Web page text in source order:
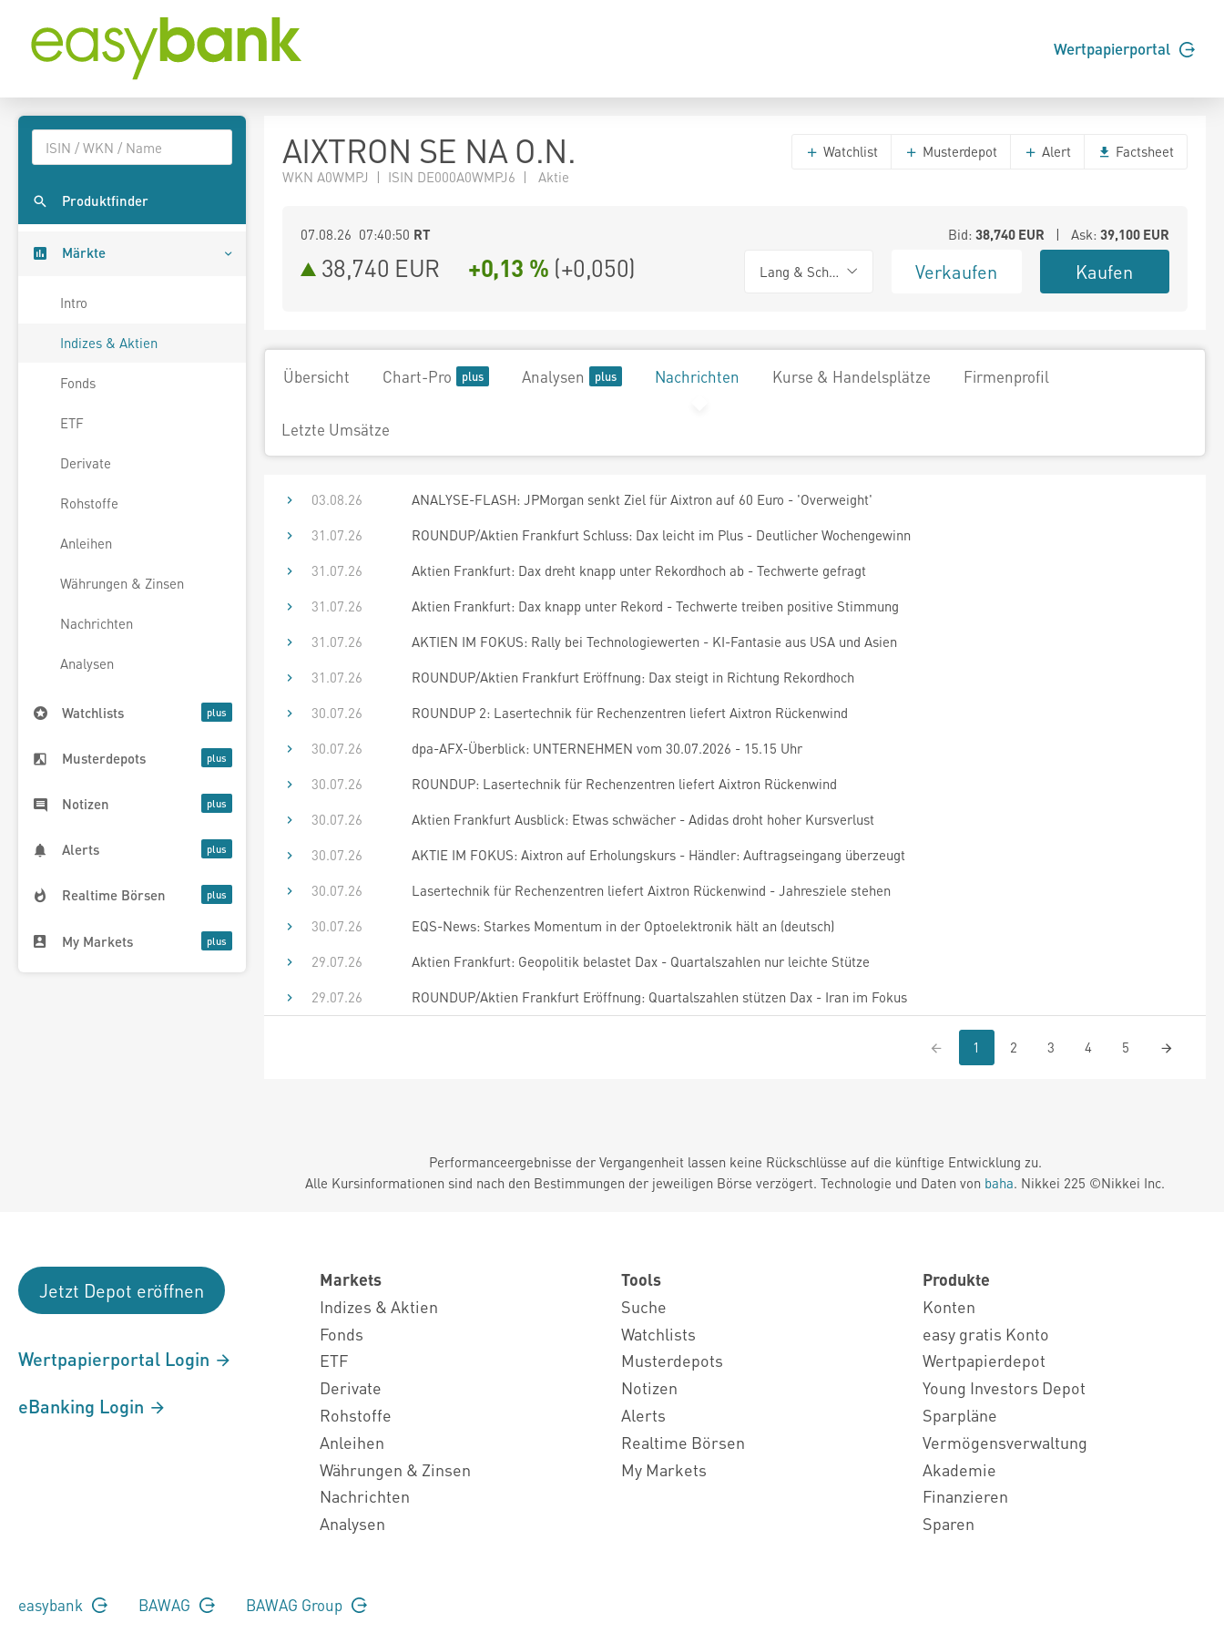
Wertpapierportal
Produktfinder
Märkte
Intro
Indizes & Aktien
Fonds
ETF
Derivate
Rohstoffe
Anleihen
Währungen & Zinsen
Nachrichten
Analysen
Watchlists
Musterdepots
Notizen
Alerts
Realtime Börsen
My Markets
AIXTRON SE NA O.N.
WKN A0WMPJ | ISIN DE000A0WMPJ6 | Aktie
Watchlist Musterdepot Alert Factsheet
07.08.26 07:40:50 RT Bid: 38,740EUR | Ask: 39,100EUR
38,740 EUR +0,13 % (+0,050) Lang & Schwarz Verkaufen Kaufen
Übersicht Chart-Pro Analysen Nachrichten Kurse & Handelsplätze Firmenprofil
Letzte Umsätze
03.08.26
ANALYSE-FLASH: JPMorgan senkt Ziel für Aixtron auf 60 Euro - 'Overweight'
31.07.26
ROUNDUP/Aktien Frankfurt Schluss: Dax leicht im Plus - Deutlicher Wochengewinn
31.07.26
Aktien Frankfurt: Dax dreht knapp unter Rekordhoch ab - Techwerte gefragt
31.07.26
Aktien Frankfurt: Dax knapp unter Rekord - Techwerte treiben positive Stimmung
31.07.26
AKTIEN IM FOKUS: Rally bei Technologiewerten - KI-Fantasie aus USA und Asien
31.07.26
ROUNDUP/Aktien Frankfurt Eröffnung: Dax steigt in Richtung Rekordhoch
30.07.26
ROUNDUP 2: Lasertechnik für Rechenzentren liefert Aixtron Rückenwind
30.07.26
dpa-AFX-Überblick: UNTERNEHMEN vom 30.07.2026 - 15.15 Uhr
30.07.26
ROUNDUP: Lasertechnik für Rechenzentren liefert Aixtron Rückenwind
30.07.26
Aktien Frankfurt Ausblick: Etwas schwächer - Adidas droht hoher Kursverlust
30.07.26
AKTIE IM FOKUS: Aixtron auf Erholungskurs - Händler: Auftragseingang überzeugt
30.07.26
Lasertechnik für Rechenzentren liefert Aixtron Rückenwind - Jahresziele stehen
30.07.26
EQS-News: Starkes Momentum in der Optoelektronik hält an (deutsch)
29.07.26
Aktien Frankfurt: Geopolitik belastet Dax - Quartalszahlen nur leichte Stütze
29.07.26
ROUNDUP/Aktien Frankfurt Eröffnung: Quartalszahlen stützen Dax - Iran im Fokus
1 2 3 4 5
Performanceergebnisse der Vergangenheit lassen keine Rückschlüsse auf die künftige Entwicklung zu.
Alle Kursinformationen sind nach den Bestimmungen der jeweiligen Börse verzögert. Technologie und Daten von baha. Nikkei 225 ©Nikkei Inc.
Jetzt Depot eröffnen
Wertpapierportal Login
eBanking Login
Markets
Indizes & Aktien
Fonds
ETF
Derivate
Rohstoffe
Anleihen
Währungen & Zinsen
Nachrichten
Analysen
Tools
Suche
Watchlists
Musterdepots
Notizen
Alerts
Realtime Börsen
My Markets
Produkte
Konten
easy gratis Konto
Wertpapierdepot
Young Investors Depot
Sparpläne
Vermögensverwaltung
Akademie
Finanzieren
Sparen
easybank BAWAG BAWAG Group